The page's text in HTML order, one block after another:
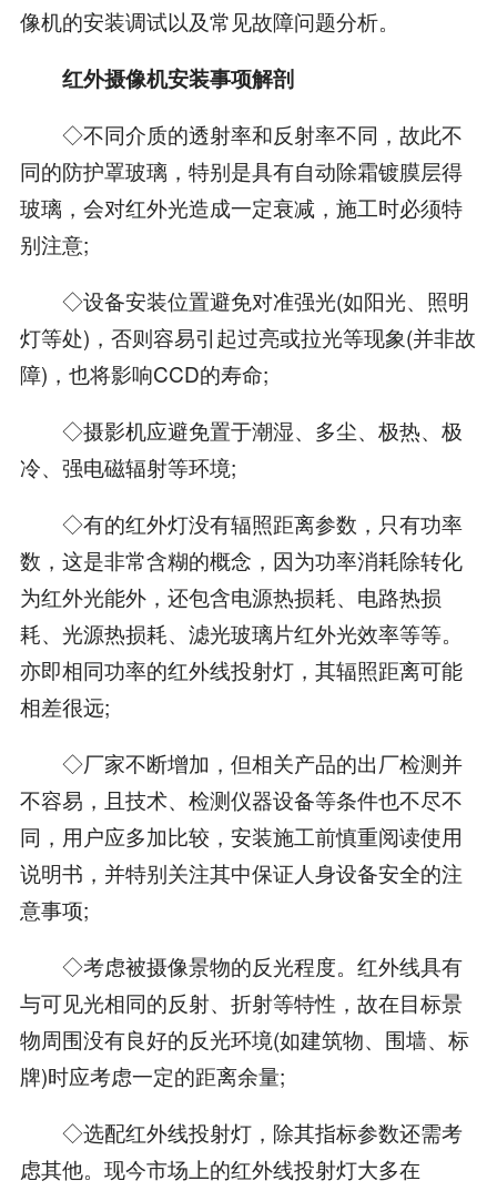
像机的安装调试以及常见故障问题分析。
红外摄像机安装事项解剖
◇不同介质的透射率和反射率不同，故此不
同的防护罩玻璃，特别是具有自动除霜镀膜层得
玻璃，会对红外光造成一定衰减，施工时必须特
别注意;
◇设备安装位置避免对准强光(如阳光、照明
灯等处)，否则容易引起过亮或拉光等现象(并非故
障)，也将影响CCD的寿命;
◇摄影机应避免置于潮湿、多尘、极热、极
冷、强电磁辐射等环境;
◇有的红外灯没有辐照距离参数，只有功率
数，这是非常含糊的概念，因为功率消耗除转化
为红外光能外，还包含电源热损耗、电路热损
耗、光源热损耗、滤光玻璃片红外光效率等等。
亦即相同功率的红外线投射灯，其辐照距离可能
相差很远;
◇厂家不断增加，但相关产品的出厂检测并
不容易，且技术、检测仪器设备等条件也不尽不
同，用户应多加比较，安装施工前慎重阅读使用
说明书，并特别关注其中保证人身设备安全的注
意事项;
◇考虑被摄像景物的反光程度。红外线具有
与可见光相同的反射、折射等特性，故在目标景
物周围没有良好的反光环境(如建筑物、围墙、标
牌)时应考虑一定的距离余量;
◇选配红外线投射灯，除其指标参数还需考
虑其他。现今市场上的红外线投射灯大多在